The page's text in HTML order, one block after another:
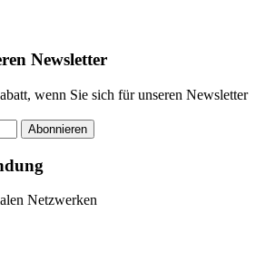
Newsletter
wenn Sie sich für unseren Newsletter
Abonnieren
Netzwerken